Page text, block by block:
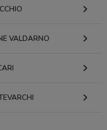
VALDARNO